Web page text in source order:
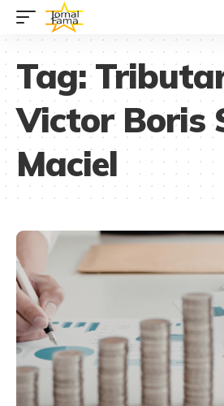
Tag:
Victor Boris
Maciel